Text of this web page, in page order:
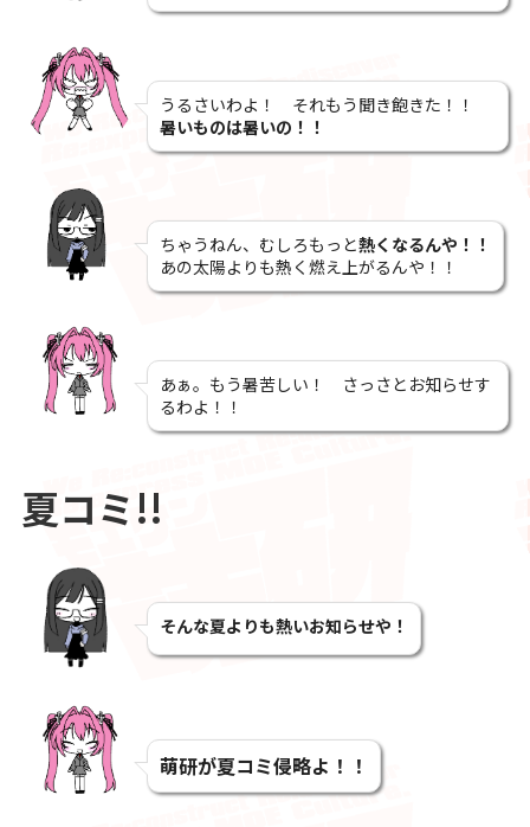
うるさいわよ！ それもう聞き飽きた！！
暑いものは暑いの！！
ちゃうねん、むしろもっと熱くなるんや！！
あの太陽よりも熱く燃え上がるんや！！
あぁ。もう暑苦しい！ さっさとお知らせす
るわよ！！
夏コミ!!
そんな夏よりも熱いお知らせや！
萌研が夏コミ侵略よ！！